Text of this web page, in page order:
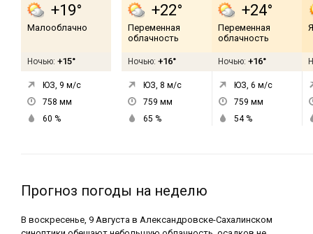
+19°
Малооблачно
Ночью: +15°
ЮЗ, 9 м/с
758 мм
60 %
+22°
Переменная
облачность
Ночью: +16°
ЮЗ, 8 м/с
759 мм
65 %
+24°
Переменная
облачность
Ночью: +16°
ЮЗ, 6 м/с
759 мм
54%
Прогноз погоды на неделю
В воскресенье, 9 Августа в Александровске-Сахалинском